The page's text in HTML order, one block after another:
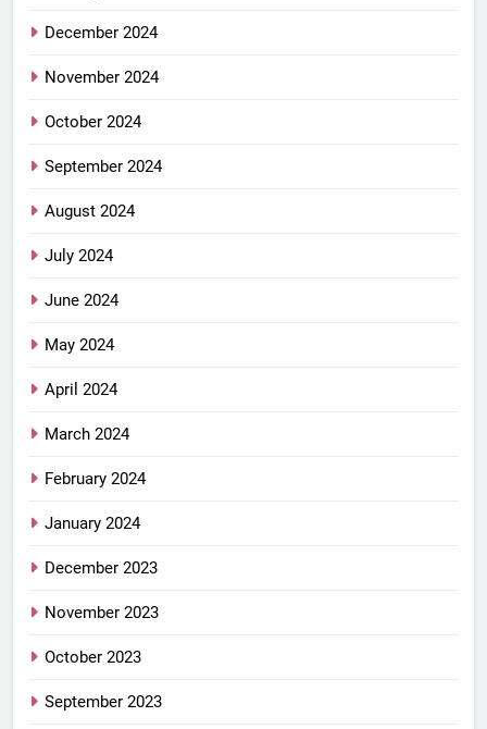
December 2024
November 2024
October 2024
September 2024
August 2024
July 2024
June 2024
May 2024
April 2024
March 2024
February 2024
January 2024
December 2023
November 2023
October 2023
September 2023